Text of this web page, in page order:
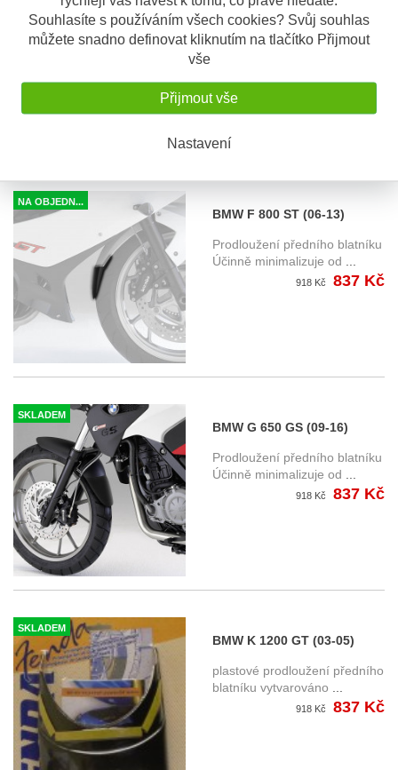
Souhlasíte s používáním všech cookies? Svůj souhlas
můžete snadno definovat kliknutím na tlačítko Přijmout
vše
Přijmout vše
Nastavení
prodloužení předního
blatníku
Prodloužení předního blatníku
Účinně minimalizuje od...
NA OBJEDN...
BMW F 800 ST (06-13)
prodloužení předního
blatníku
Prodloužení předního blatníku
Účinně minimalizuje od
918 Kč 837 Kč
SKLADEM
BMW G 650 GS (09-16)
prodloužení předního
blatníku
Prodloužení předního blatníku
Účinně minimalizuje od
918 Kč 837 Kč
SKLADEM
BMW K 1200 GT (03-05)
prodloužení předního
blatníku
plastové prodloužení předního
blatníku vytvarováno
918 Kč 837 Kč